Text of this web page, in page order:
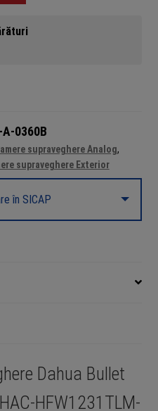
0360B
supraveghere Analog,
supraveghere Exterior
în SICAP
Dahua Bullet
HFW1231TLM-